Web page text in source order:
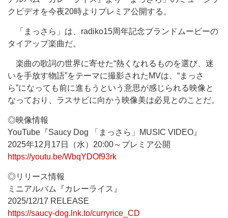
クビデオを今夜20時よりプレミア公開する。
「まっさら」は、radiko15周年記念ブランドムービーの
タイアップ楽曲だ。
楽曲の歌詞の世界に寄せた“熱くなれるものを選び、迷
いを手放す物語”をテーマに撮影されたMVは、“まっさ
ら”になっても前に進もうという意思が感じられる映像と
なっており、ラスサビに向かう映像美は必見とのことだ。
◎映像情報
YouTube『Saucy Dog 「まっさら」MUSIC VIDEO』
2025年12月17日（水）20:00～プレミア公開
https://youtu.be/WbqYDOf93rk
◎リリース情報
ミニアルバム『カレーライス』
2025/12/17 RELEASE
https://saucy-dog.lnk.to/curryrice_CD